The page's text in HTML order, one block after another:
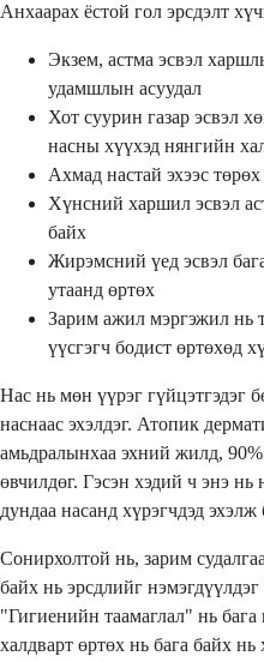
Анхаарах ёстой гол эрсдэлт
Экзем, астма эсвэл
удамшлын асуудал
Хот суурин газар эсвэл
насны хүүхэд нянгийн
Ахмад настай эхээс
Хүнсний харшил эсвэл
байх
Жирэмсний үед эсвэл
утаанд өртөх
Зарим ажил мэргэжил нь
үүсгэгч бодист өртөхөд
Нас нь мөн үүрэг гүйцэтгэдэг
наснаас эхэлдэг. Атопик
амьдралынхаа эхний жилд,
өвчилдөг. Гэсэн хэдий ч энэ нь
дундаа насанд хүрэгчдэд эхэлж
Сонирхолтой нь, зарим
байх нь эрсдлийг
"Гигиенийн таамаглал" нь
халдварт өртөх нь бага байх